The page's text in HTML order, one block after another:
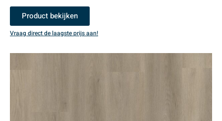
Product bekijken
Vraag direct de laagste prijs aan!